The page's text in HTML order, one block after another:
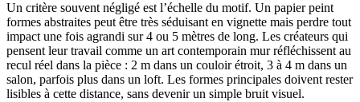
Un critère souvent négligé est l’échelle du motif. Un papier peint
formes abstraites peut être très séduisant en vignette mais perdre tout
impact une fois agrandi sur 4 ou 5 mètres de long. Les créateurs qui
pensent leur travail comme un art contemporain mur réfléchissent au
recul réel dans la pièce : 2 m dans un couloir étroit, 3 à 4 m dans un
salon, parfois plus dans un loft. Les formes principales doivent rester
lisibles à cette distance, sans devenir un simple bruit visuel.